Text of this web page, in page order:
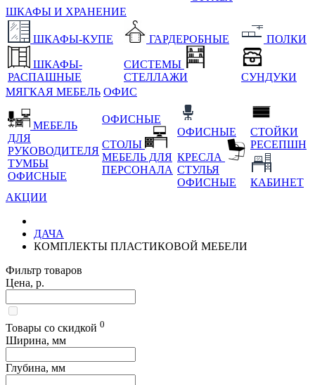
ШКАФЫ И ХРАНЕНИЕ
ШКАФЫ-КУПЕ
ШКАФЫ-
РАСПАШНЫЕ
ГАРДЕРОБНЫЕ
СИСТЕМЫ
СТЕЛЛАЖИ
ПОЛКИ
СУНДУКИ
МЯГКАЯ МЕБЕЛЬ ОФИС
МЕБЕЛЬ
ДЛЯ
РУКОВОДИТЕЛЯ
ТУМБЫ
ОФИСНЫЕ
ОФИСНЫЕ
СТОЛЫ
МЕБЕЛЬ ДЛЯ
ПЕРСОНАЛА
ОФИСНЫЕ
КРЕСЛА
СТУЛЬЯ
ОФИСНЫЕ
СТОЙКИ
РЕСЕПШН
КАБИНЕТ
АКЦИИ
ДАЧА
КОМПЛЕКТЫ ПЛАСТИКОВОЙ МЕБЕЛИ
Фильтр товаров
Цена, р.
Товары со скидкой 0
Ширина, мм
Глубина, мм